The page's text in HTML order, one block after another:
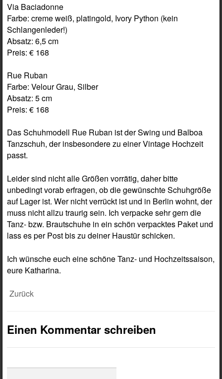
Via Baciadonne
Farbe: creme weiß, platingold, Ivory Python (kein
Schlangenleder!)
Absatz: 6,5 cm
Preis: € 168
Rue Ruban
Farbe: Velour Grau, Silber
Absatz: 5 cm
Preis: € 168
Das Schuhmodell Rue Ruban ist der Swing und Balboa
Tanzschuh, der insbesondere zu einer Vintage Hochzeit
passt.
Leider sind nicht alle Größen vorrätig, daher bitte
unbedingt vorab erfragen, ob die gewünschte Schuhgröße
auf Lager ist. Wer nicht verrückt ist und in Berlin wohnt, der
muss nicht allzu traurig sein. Ich verpacke sehr gern die
Tanz- bzw. Brautschuhe in ein schön verpacktes Paket und
lass es per Post bis zu deiner Haustür schicken.
Ich wünsche euch eine schöne Tanz- und Hochzeitssaison,
eure Katharina.
Zurück
Einen Kommentar schreiben